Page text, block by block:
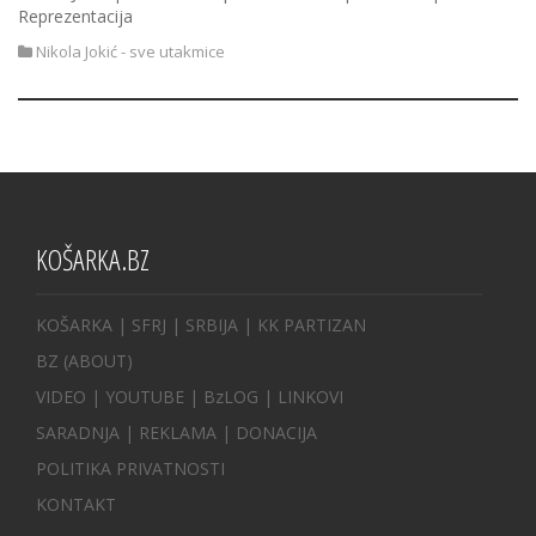
Reprezentacija
Nikola Jokić - sve utakmice
KOŠARKA.BZ
KOŠARKA | SFRJ | SRBIJA | KK PARTIZAN
BZ (ABOUT)
VIDEO | YOUTUBE | BzLOG | LINKOVI
SARADNJA | REKLAMA | DONACIJA
POLITIKA PRIVATNOSTI
KONTAKT